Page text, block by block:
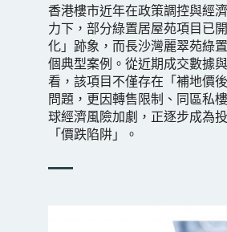
香港樓市近年在政策調控與經
力下，部分綠置居屋苑項目已
化」跡象，而長沙灣麗翠苑綠
個典型案例。從近期成交數據
看，該項目不僅存在「補地價
問題，更因轉售限制、同區私
球經濟風險加劇，正逐步成為
「價跌陷阱」。